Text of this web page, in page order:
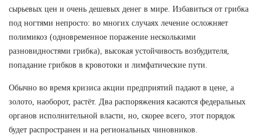
сырьевых цен и очень дешевых денег в мире. Избавиться от грибка
под ногтями непросто: во многих случаях лечение осложняет
полимикоз (одновременное поражение несколькими
разновидностями грибка), высокая устойчивость возбудителя,
попадание грибков в кровотоки и лимфатические пути.
Обычно во время кризиса акции предприятий падают в цене, а
золото, наоборот, растёт. Два распоряжения касаются федеральных
органов исполнительной власти, но, скорее всего, этот порядок
будет распространен и на региональных чиновников.